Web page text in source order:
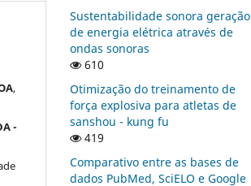
,
-
Sustentabilidade sonora geração
de energia elétrica através de
ondas sonoras
610
Otimização do treinamento de
força explosiva para atletas de
sanshou - kung fu
419
Comparativo entre as bases de
dados PubMed, SciELO e Google